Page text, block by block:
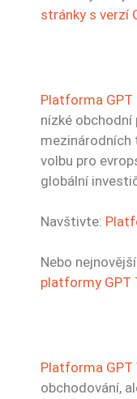
stránky s verzí
Platforma GPT
nízké obchodní
mezinárodních
volbu pro
globální
Navštivte:
Nebo
platformy GPT
Platforma GPT
obchodování,